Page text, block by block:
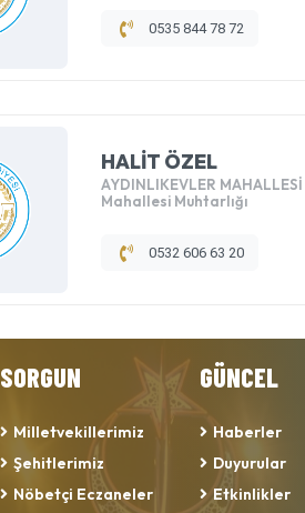
0535 844 78 72
HALİT ÖZEL
AYDINLIKEVLER MAHALLESİ
Mahallesi Muhtarlığı
0532 606 63 20
SORGUN
Milletvekillerimiz
Şehitlerimiz
Nöbetçi Eczaneler
GÜNCEL
Haberler
Duyurular
Etkinlikler